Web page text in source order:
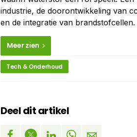
industrie, de doorontwikkeling van
en de integratie van brandstofcellen.
Meer zien
Tech & Onderhoud
Deel dit artikel